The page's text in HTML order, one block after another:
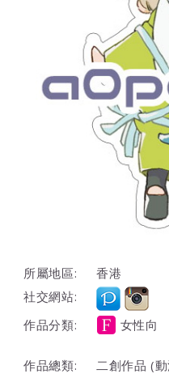
所屬地區:
香港
社交網站:
作品分類:
女性向
作品總類: 二創作品 (